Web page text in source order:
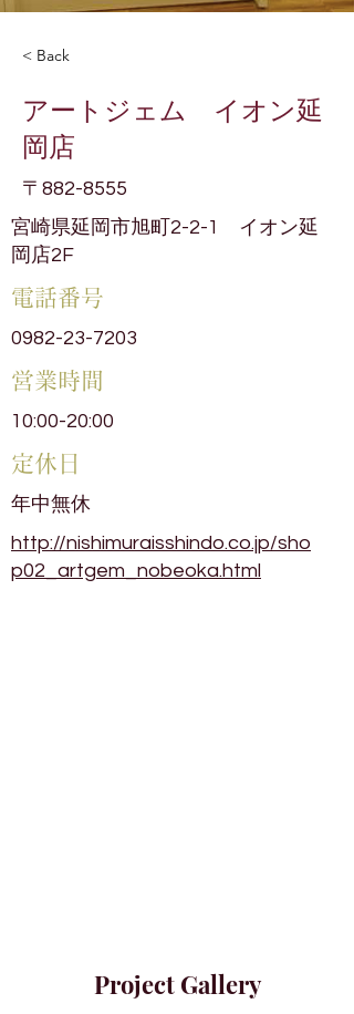
< Back
アートジェム イオン延
岡店
〒882-8555
宮崎県延岡市旭町2-2-1 イオン延
岡店2F
電話番号
0982-23-7203
​営業時間
10:00-20:00
​定休日
年中無休
http://nishimuraisshindo.co.jp/sho
p02_artgem_nobeoka.html
Project Gallery